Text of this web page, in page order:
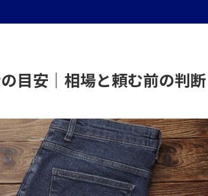
目安｜相場と頼む前の判断